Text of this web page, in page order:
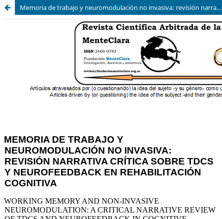
Memoria de trabajo y neuromodulación no invasiva: revisión narrativa crítica sobre tDCS y neurofeedback en rehabilitación cognitiva